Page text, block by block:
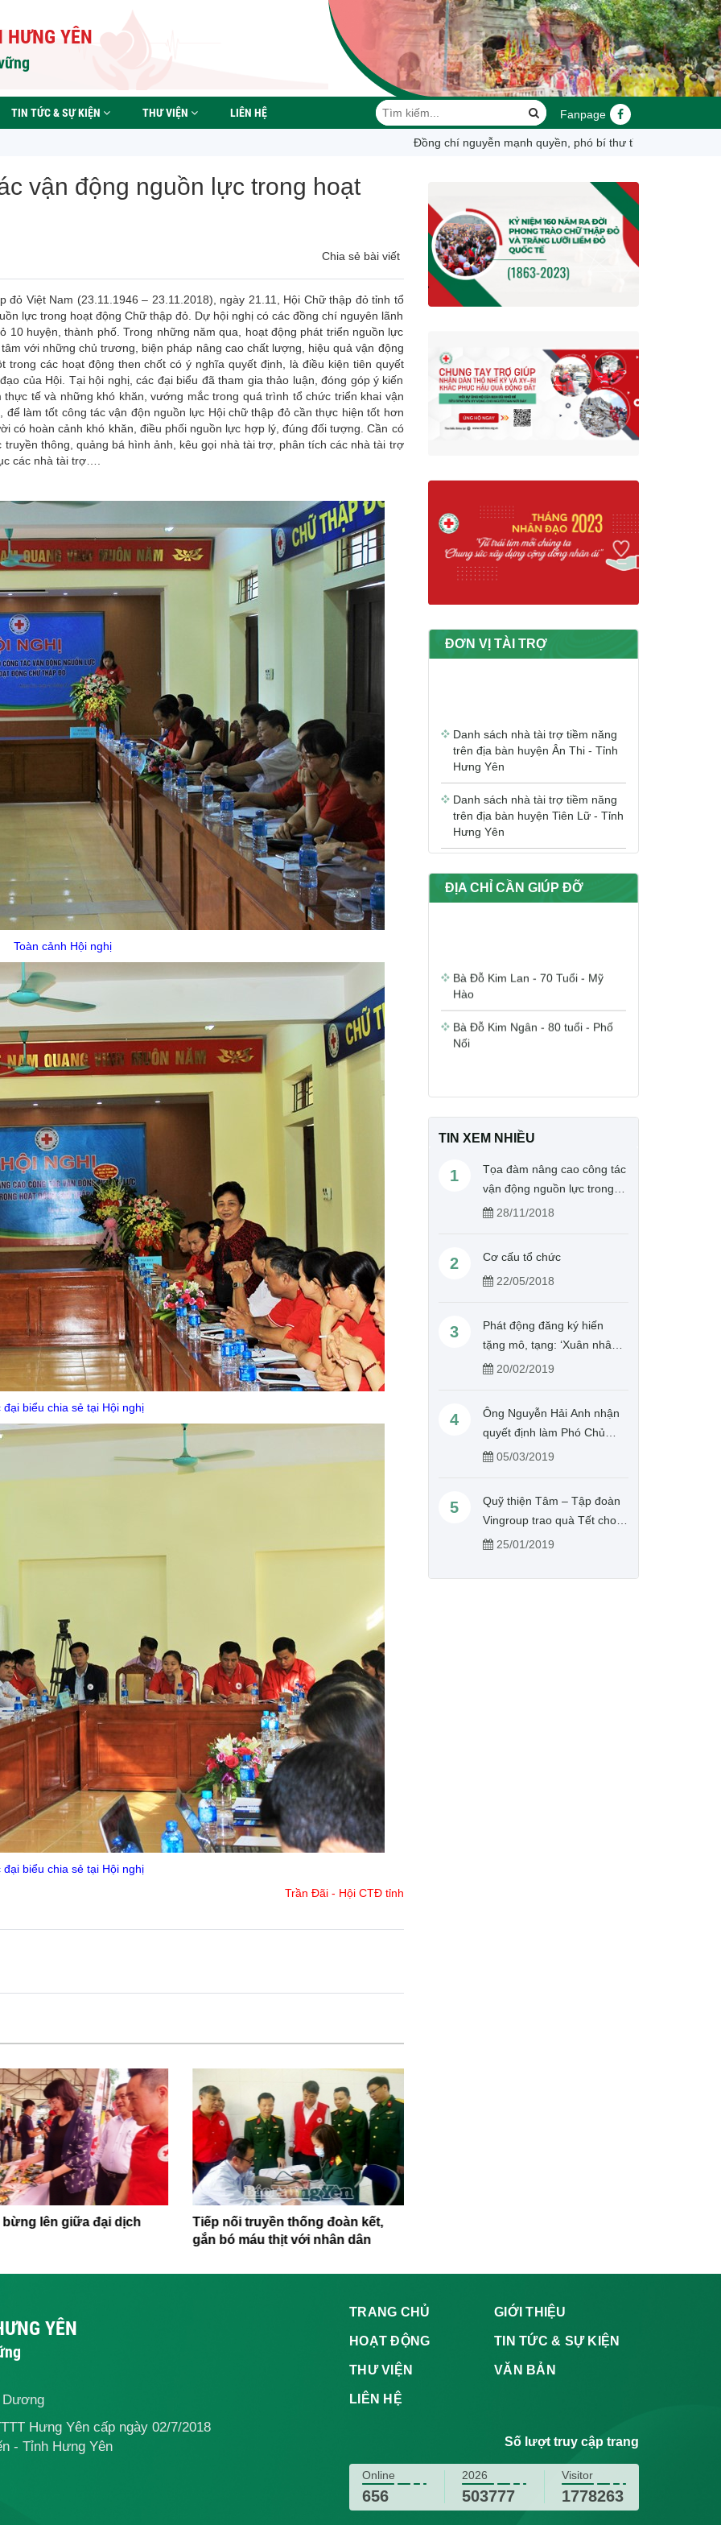
YÊN
TIN TỨC & SỰ KIỆN THƯ VIỆN LIÊN HỆ Fanpage
đồng chí nguyễn mạnh quyền, phó bí thư tỉnh ủy, chủ tịch ubnd
vận động nguồn lực trong hoạt
Chia sẻ bài viết
Việt Nam (23.11.1946 – 23.11.2018), ngày 21.11, Hội Chữ thập đỏ tỉnh tổ
lực trong hoạt động Chữ thập đỏ. Dự hội nghị có các đồng chí nguyên lãnh
10 huyện, thành phố. Trong những năm qua, hoạt động phát triển nguồn lực
với những chủ trương, biện pháp nâng cao chất lượng, hiệu quả vận động
các hoạt động then chốt có ý nghĩa quyết định, là điều kiện tiên quyết
của Hội. Tại hội nghị, các đại biểu đã tham gia thảo luận, đóng góp ý kiến
tế và những khó khăn, vướng mắc trong quá trình tổ chức triển khai vận
làm tốt công tác vận độn nguồn lực Hội chữ thập đỏ cần thực hiện tốt hơn
có hoàn cảnh khó khăn, điều phối nguồn lực hợp lý, đúng đối tượng. Cần có
thông, quảng bá hình ảnh, kêu gọi nhà tài trợ, phân tích các nhà tài trợ
các nhà tài trợ….
Toàn cảnh Hội nghị
đại biểu chia sẻ tại Hội nghị
đại biểu chia sẻ tại Hội nghị
Trần Đãi - Hội CTĐ tỉnh
bừng lên giữa đại dịch
Tiếp nối truyền thống đoàn kết,
gắn bó máu thịt với nhân dân
chủng mới virus corona
ĐƠN VỊ TÀI TRỢ
Hưng Yên
Danh sách nhà tài trợ tiềm năng
trên địa bàn huyện Tiên Lữ - Tỉnh
Hưng Yên
Danh sách nhà tài trợ tiềm năng
trên địa bàn huyện Khoái Châu -
Danh sách nhà tài trợ tiềm năng
trên địa bàn huyện Văn Lâm -
Tỉnh Hưng Yên
ĐỊA CHỈ CẦN GIÚP ĐỠ
Bà Đỗ Kim Ngân - 80 tuổi - Phố
Nối
TIN XEM NHIỀU
1
Tọa đàm nâng cao công tác
vận động nguồn lực trong
hoạt động Chữ thập đỏ
28/11/2018
2
Cơ cấu tổ chức
22/05/2018
3
Phát động đăng ký hiến
tặng mô, tạng: ‘Xuân nhân
ái – Cho đi là còn mãi’
20/02/2019
4
Ông Nguyễn Hải Anh nhận
quyết định làm Phó Chủ
tịch, Tổng Thư kí Hội Chữ
05/03/2019
5
Quỹ thiện Tâm – Tập đoàn
Vingroup trao quà Tết cho
người nghèo tỉnh Hưng Yên
25/01/2019
YÊN
Dương
Hưng Yên cấp ngày 02/7/2018
- Tỉnh Hưng Yên
TRANG CHỦ GIỚI THIỆU
HOẠT ĐỘNG TIN TỨC & SỰ KIỆN
THƯ VIỆN VĂN BẢN
LIÊN HỆ
Số lượt truy cập trang
Online
656
2026
503777
Visitor
1778263